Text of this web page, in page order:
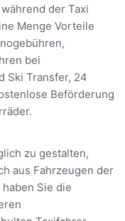
der Taxi
Menge Vorteile
bei
Ski Transfer, 24
Beförderung
zu gestalten,
aus Fahrzeugen der
Sie die